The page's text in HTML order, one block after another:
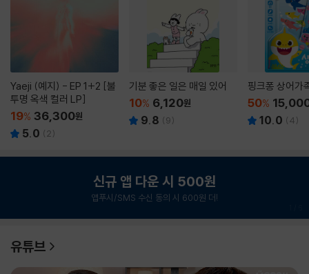
Yaeji (예지) - EP 1+2 [불
투명 옥색 컬러 LP]
19% 36,300원
5.0 ( 2)
기분 좋은 일은 매일 있어
10% 6,120원
9.8 (9)
핑크퐁 상어가
50%
10.0 (4)
신규 앱 다운 시 500원
앱푸시/SMS 수신 동의 시 600원 더!
유튜브